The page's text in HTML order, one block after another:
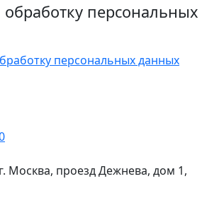
обработку персональных
персональных данных
Москва, проезд Дежнева, дом 1,